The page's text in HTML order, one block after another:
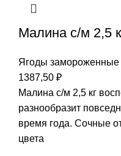
Малина с/м 2,5
Ягоды замороженные
1387,50 ₽
Малина с/м 2,5 кг
разнообразит
время года. Сочные
цвета